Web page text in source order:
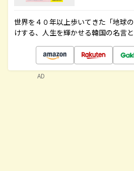
世界を４０年以上歩いてきた「地球
けする、人生を輝かせる韓国の名言
AD